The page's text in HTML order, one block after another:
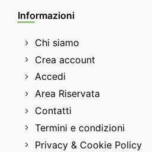
Informazioni
Chi siamo
Crea account
Accedi
Area Riservata
Contatti
Termini e condizioni
Privacy & Cookie Policy